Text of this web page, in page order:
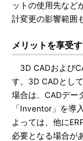
ットの使用先など
計変更の影響範囲
メリットを享受
3D CADおよび
す。3D CADとし
場合は、CADデー
「Inventor」を導
よっては、他に
必要となる場合が